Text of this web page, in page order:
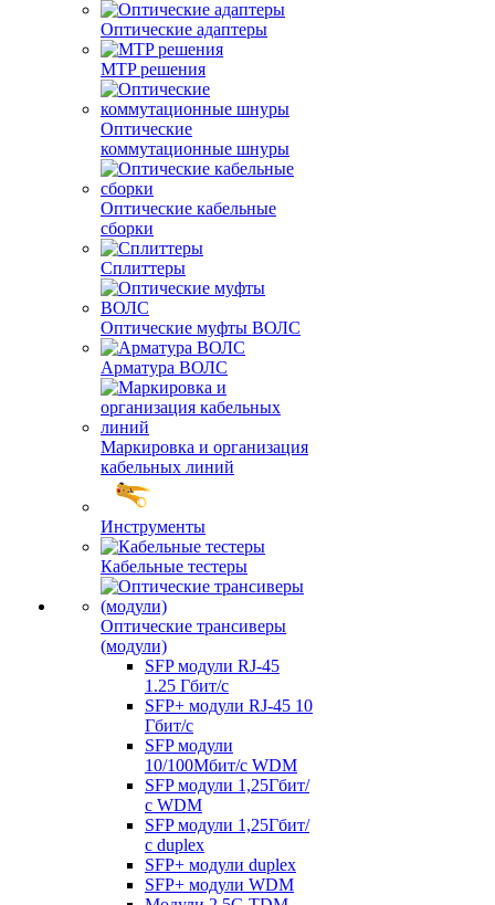
Оптические адаптеры
MTP решения
Оптические
коммутационные шнуры
Оптические кабельные
сборки
Сплиттеры
Оптические муфты ВОЛС
Арматура ВОЛС
Маркировка и организация
кабельных линий
Инструменты
Кабельные тестеры
Оптические трансиверы
(модули)
SFP модули RJ-45
1.25 Гбит/c
SFP+ модули RJ-45 10
Гбит/c
SFP модули
10/100Мбит/с WDM
SFP модули 1,25Гбит/
с WDM
SFP модули 1,25Гбит/
с duplex
SFP+ модули duplex
SFP+ модули WDM